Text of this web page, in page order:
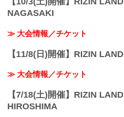
NAGASAKI
≫ 大会情報／チケット
【11/8(日)開催】RIZIN
≫ 大会情報／チケット
【7/18(土)開催】RIZIN
HIROSHIMA